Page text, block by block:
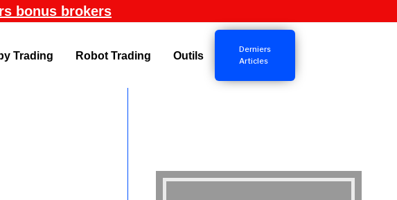
bonus brokers
Trading Robot Trading Outils
Derniers
Articles